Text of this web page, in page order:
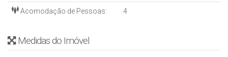
* 02 Apartamentos por andar
- ⁠Playground
Acomodação de Pessoas: 4
Medidas do Imóvel